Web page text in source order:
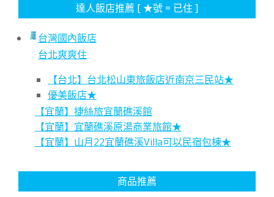
達人飯店推薦 [ ★號 = 已住 ]
台灣國內飯店
台北爽爽住
【台北】台北松山東旅飯店近南京三民站★
優美飯店★
【宜蘭】捷絲旅宜蘭礁溪館
【宜蘭】宜蘭礁溪原湯商業旅館★
【宜蘭】山月22宜蘭礁溪Villa可以民宿包棟★
商品推薦